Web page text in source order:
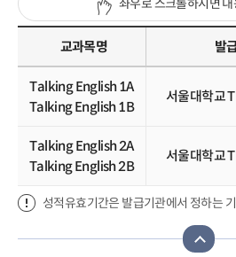
좌우로 스크롤하시면
교과목명 발
Talking English 1A
Talking English 1B
서울대학교
Talking English 2A
Talking English 2B
서울대학교
성적유효기간은 발급기관에서 정하는